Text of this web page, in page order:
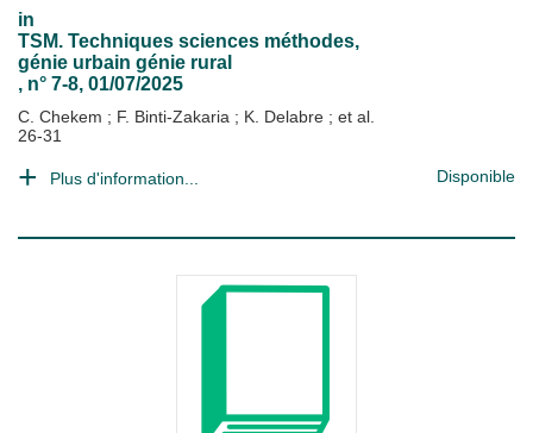
in
TSM. Techniques sciences méthodes,
génie urbain génie rural
, n° 7-8, 01/07/2025
C. Chekem ; F. Binti-Zakaria ; K. Delabre ; et al.
26-31
Plus d'information... Disponible